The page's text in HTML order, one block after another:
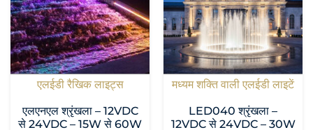
एलईडी रैखिक लाइट्स
एलएनएल श्रृंखला – 12VDC
से 24VDC – 15W से 60W
मध्यम शक्ति वाली एलईडी लाइटें
LED040 श्रृंखला –
12VDC से 24VDC – 30W